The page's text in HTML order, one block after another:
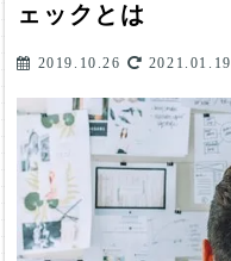
ェックとは
2019.10.26 2021.01.19